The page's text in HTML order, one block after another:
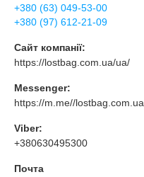
+380 (63) 049-53-00
+380 (97) 612-21-09
Сайт компанії:
https://lostbag.com.ua/ua/
Messenger:
https://m.me//lostbag.com.ua
Viber:
+380630495300
Почта